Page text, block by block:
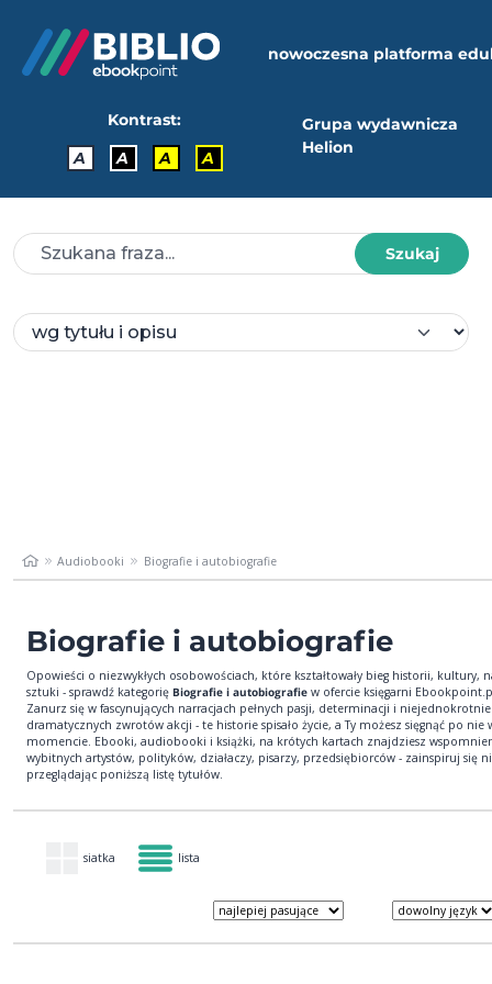
nowoczesna platforma
Kontrast:
A
A A A
Grupa wydawnicza
Helion
Szukaj
Audiobooki Biografie i autobiografie
Biografie i autobiografie
Opowieści o niezwykłych osobowościach, które kształtowały bieg historii, kultury,
sztuki - sprawdź kategorię Biografie i autobiografie w ofercie księgarni
Zanurz się w fascynujących narracjach pełnych pasji, determinacji i niejednokrotnie
dramatycznych zwrotów akcji - te historie spisało życie, a Ty możesz sięgnąć po nie
momencie. Ebooki, audiobooki i książki, na krótych kartach znajdziesz
wybitnych artystów, polityków, działaczy, pisarzy, przedsiębiorców - zainspiruj się
przeglądając poniższą listę tytułów.
siatka lista